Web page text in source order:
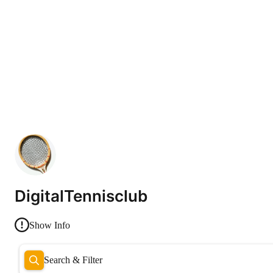
DigitalTennisclub
Show Info
Search & Filter